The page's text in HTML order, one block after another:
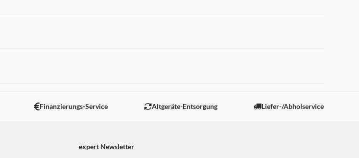
Finanzierungs-Service Altgeräte-Entsorgung Liefer-/Abholservice
expert Newsletter